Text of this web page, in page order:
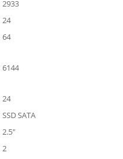
2933
24
64
6144
24
SSD SATA
2.5"
2